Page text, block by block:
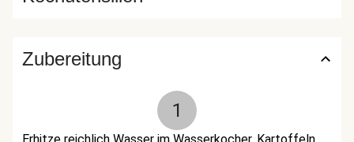
Zubereitung
1